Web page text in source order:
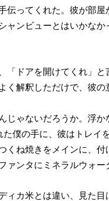
伝ってくれた。彼が部
ャンビューとはいかな
「ドアを開けてくれ」
く解釈しただけで、彼
じゃないだろうか。浮
僕の手に、彼はトレイ
くね焼きをメインに、
ンタにミネラルウォー
ィカ米とは違い、見た